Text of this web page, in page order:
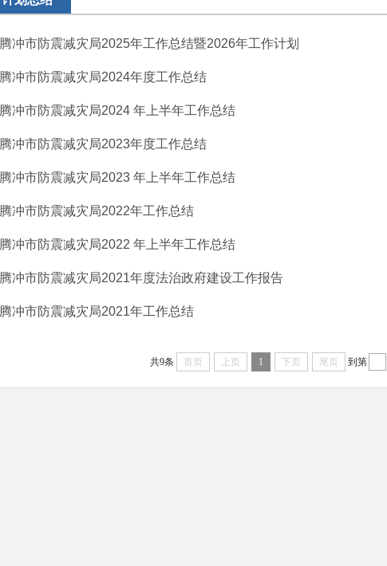
腾冲市防震减灾局2025年工作总结暨2026年工作计划
腾冲市防震减灾局2024年度工作总结
腾冲市防震减灾局2024 年上半年工作总结
腾冲市防震减灾局2023年度工作总结
腾冲市防震减灾局2023 年上半年工作总结
腾冲市防震减灾局2022年工作总结
腾冲市防震减灾局2022 年上半年工作总结
腾冲市防震减灾局2021年度法治政府建设工作报告
腾冲市防震减灾局2021年工作总结
共9条 首页 上页 1 下页 尾页 到第